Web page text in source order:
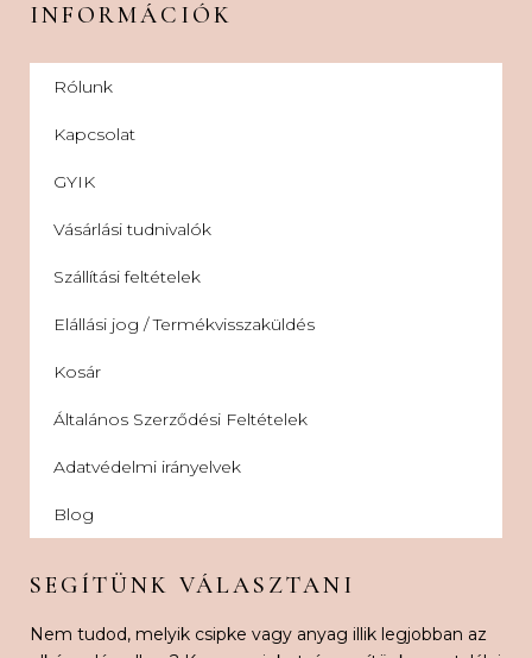
INFORMÁCIÓK
Rólunk
Kapcsolat
GYIK
Vásárlási tudnivalók
Szállítási feltételek
Elállási jog / Termékvisszaküldés
Kosár
Általános Szerződési Feltételek
Adatvédelmi irányelvek
Blog
SEGÍTÜNK VÁLASZTANI
Nem tudod, melyik csipke vagy anyag illik legjobban az